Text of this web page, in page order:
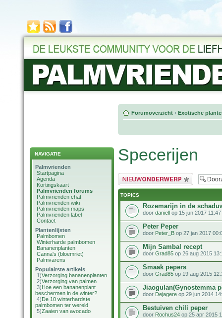
NAVIGATIE
Palmvrienden
Startpagina
Agenda
Kortingskaart
Palmvrienden forums
Palmvrienden chat
Palmvrienden wiki
Palmvrienden maps
Palmvrienden label
Contact
Plantenlijsten
Palmbomen
Winterharde palmbomen
Bananenplanten
Canna's (bloemriet)
Palmvarens
Populairste artikels
1)Verzorging bananenplanten
2)Verzorging van palmen
3)Hoe een bananenplant
beschermen in de winter?
4)De 10 winterhardste
palmbomen ter wereld
5)Zaaien van avocado
Forumoverzicht ‹ Exotische
Specerijen
Plaats een nieuw bericht
TOPICS
Rozemarijn in de
door daniell op 15 jun 2017 11:47
Peter Peper
door Peter_B op 27 jan 2017
Mijn Sambal recept
door Grad85 op 26 aug 2015
Smaak pepers
door Grad85 op 19 aug 2015
Jiaogulan(Gynostemma
door Dejagere op 29 jun 2014
Bestuiven chili peper
door Rochus24 op 25 apr 2015